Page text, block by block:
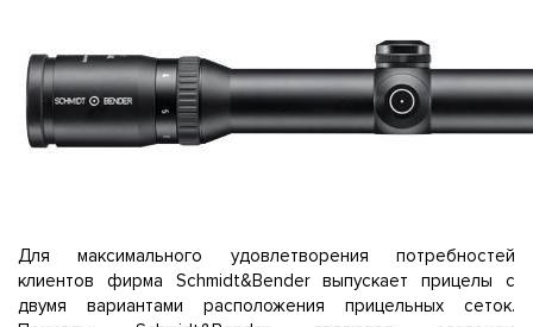
Для максимального удовлетворения потребностей
клиентов фирма Schmidt&Bender выпускает прицелы с
двумя вариантами расположения прицельных сеток.